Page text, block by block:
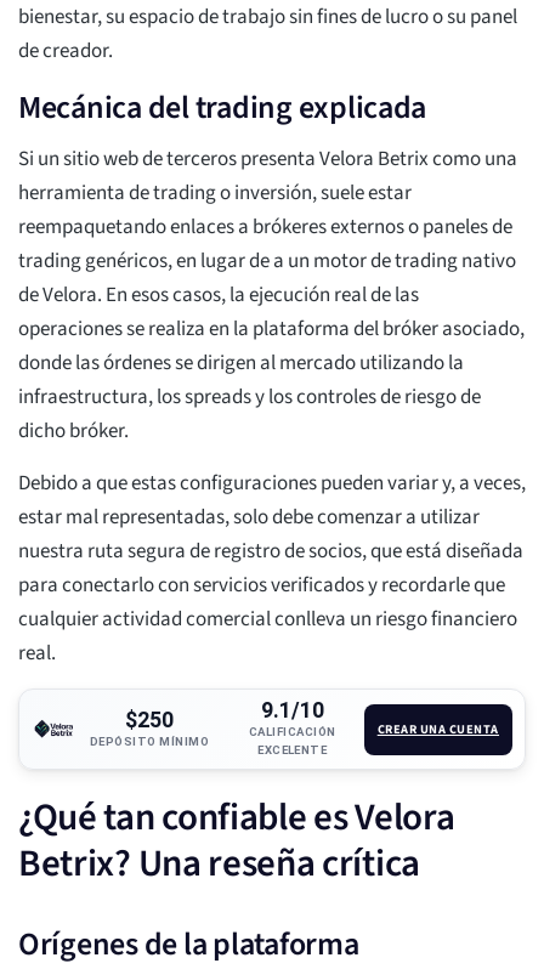
bienestar, su espacio de trabajo sin fines de lucro o su panel
de creador.
Mecánica del trading explicada
Si un sitio web de terceros presenta Velora Betrix como una
herramienta de trading o inversión, suele estar
reempaquetando enlaces a brókeres externos o paneles de
trading genéricos, en lugar de a un motor de trading nativo
de Velora. En esos casos, la ejecución real de las
operaciones se realiza en la plataforma del bróker asociado,
donde las órdenes se dirigen al mercado utilizando la
infraestructura, los spreads y los controles de riesgo de
dicho bróker.
Debido a que estas configuraciones pueden variar y, a veces,
estar mal representadas, solo debe comenzar a utilizar
nuestra ruta segura de registro de socios, que está diseñada
para conectarlo con servicios verificados y recordarle que
cualquier actividad comercial conlleva un riesgo financiero
real.
$250
DEPÓSITO MÍNIMO
9.1/10
CALIFICACIÓN
EXCELENTE
CREAR UNA CUENTA
¿Qué tan confiable es Velora
Betrix? Una reseña crítica
Orígenes de la plataforma